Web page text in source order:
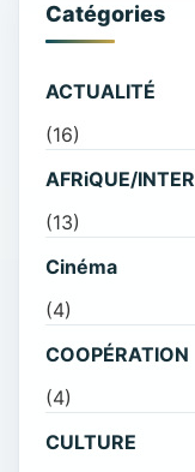
Catégories
ACTUALITÉ
(16)
AFRiQUE/INTER
(13)
Cinéma
(4)
COOPÉRATION
(4)
CULTURE